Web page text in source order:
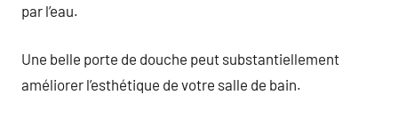
par l’eau.
Une belle porte de douche peut substantiellement
améliorer l’esthétique de votre salle de bain.